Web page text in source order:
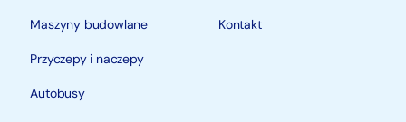
Maszyny budowlane
Przyczepy i naczepy
Autobusy
Kontakt